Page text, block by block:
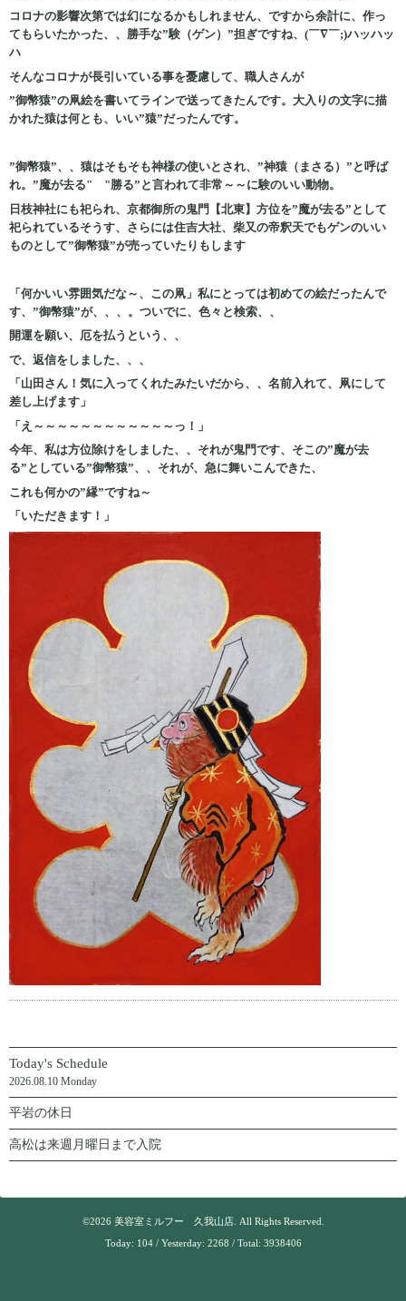
コロナの影響次第では幻になるかもしれません、ですから余計に、作っ
てもらいたかった、、勝手な”験（ゲン）”担ぎですね、(￣∇￣;)ハッハッ
ハ
そんなコロナが長引いている事を憂慮して、職人さんが
”御幣猿”の凧絵を書いてラインで送ってきたんです。大入りの文字に描
かれた猿は何とも、いい”猿”だったんです。
”御幣猿”、、猿はそもそも神様の使いとされ、”神猿（まさる）”と呼ば
れ。”魔が去る" "勝る”と言われて非常～～に験のいい動物。
日枝神社にも祀られ、京都御所の鬼門【北東】方位を”魔が去る”として
祀られているそうす、さらには住吉大社、柴又の帝釈天でもゲンのいい
ものとして”御幣猿”が売っていたりもします
「何かいい雰囲気だな～、この凧」私にとっては初めての絵だったんで
す、”御幣猿”が、、、。ついでに、色々と検索、、
開運を願い、厄を払うという、、
で、返信をしました、、、
「山田さん！気に入ってくれたみたいだから、、名前入れて、凧にして
差し上げます」
「え～～～～～～～～～～～～っ！」
今年、私は方位除けをしました、、それが鬼門です、そこの”魔が去
る”としている”御幣猿”、、それが、急に舞いこんできた、
これも何かの”縁”ですね～
「いただきます！」
Today's Schedule
2026.08.10 Monday
平岩の休日
高松は来週月曜日まで入院
©2026 美容室ミルフー 久我山店. All Rights Reserved.
Today: 104/ Yesterday: 2268 / Total: 3938406